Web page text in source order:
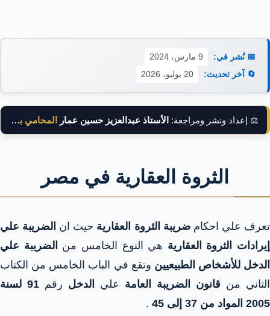
📅 نُشر في:
9 مارس، 2024
🔄 آخر تحديث:
20 يوليو، 2026
⚖️ إعداد ونشر ومراجعة: الأستاذ عبدالعزيز حسين عمار المحامي بالنقض
الثروة العقارية في مصر
تعرف علي احكامضريبة الثروة العقارية حيث ان الضريبة علي
إيرادات الثروة العقارية هي النوع الخامس من
الضريبة علي
الدخل للأشخاص الطبيعيين وتقع في الباب الخامس من الكتاب
الثاني من قانون الضريبة العامة علي الدخل رقم
91 لسنة
2005 المواد من 37 إلى 45
.